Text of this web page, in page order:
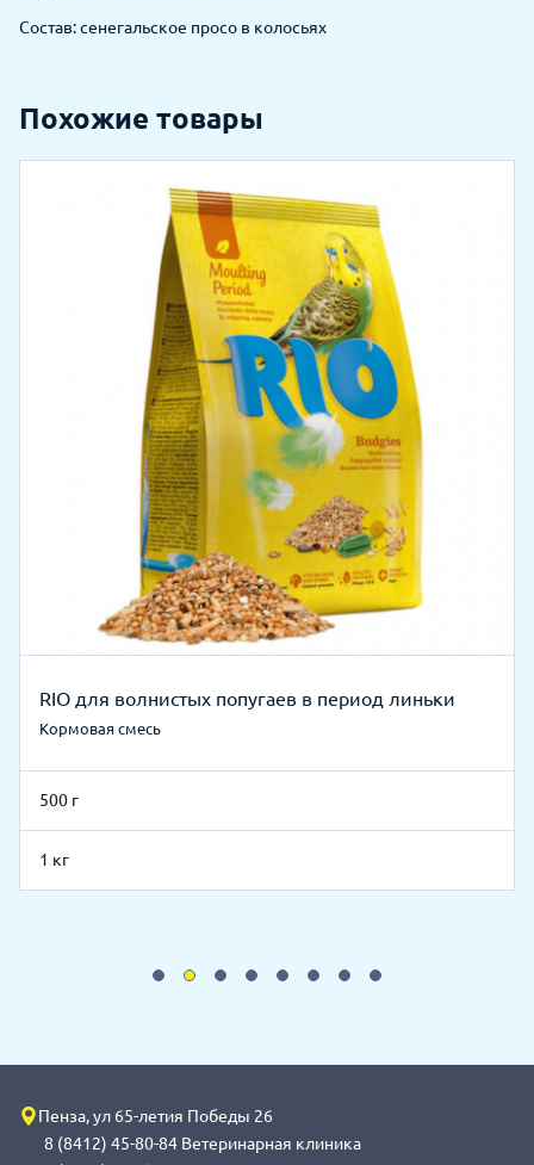
Состав: сенегальское просо в колосьях
Похожие товары
RIO для волнистых попугаев в период линьки
Кормовая смесь
500 г
1 кг
Пенза, ул 65-летия Победы 26
8 (8412) 45-80-84 Ветеринарная клиника